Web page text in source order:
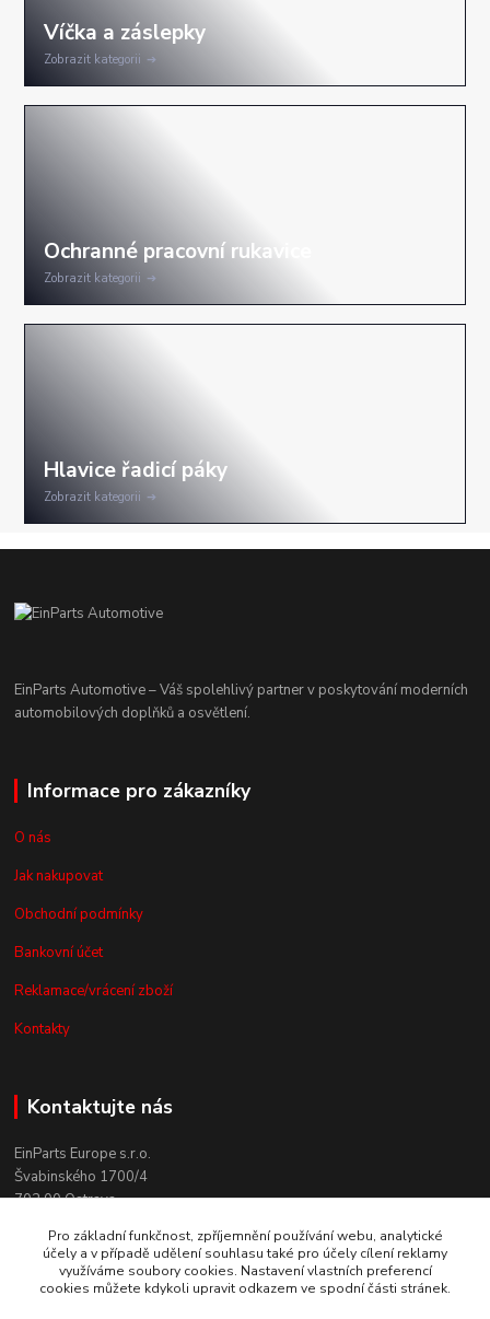
Zobrazit kategorii
Zobrazit kategorii
Zobrazit kategorii
EinParts Automotive – Váš spolehlivý partner v poskytování moderních
automobilových doplňků a osvětlení.
Informace pro zákazníky
O nás
Jak nakupovat
Obchodní podmínky
Bankovní účet
Reklamace/vrácení zboží
Kontakty
Kontaktujte nás
EinParts Europe s.r.o.
Švabinského 1700/4
702 00 Ostrava
+420 558 080 004
(po. - pá. 9:00-13:00)
obchod@einparts.cz
Pro základní funkčnost, zpříjemnění používání webu, analytické
účely a v případě udělení souhlasu také pro účely cílení reklamy
využíváme soubory cookies. Nastavení vlastních preferencí
cookies můžete kdykoli upravit odkazem ve spodní části stránek.